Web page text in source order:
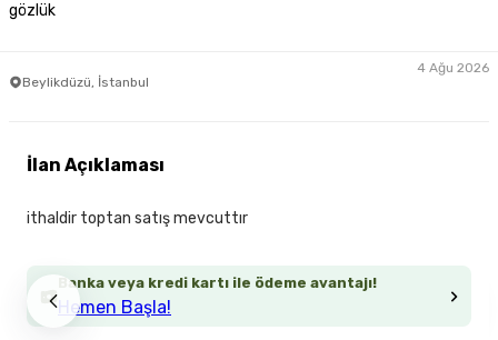
gözlük
Beylikdüzü, İstanbul
4 Ağu 2026
Banka veya kredi kartı ile ödeme avantajı!
Hemen Başla!
İlan Açıklaması
ithaldir toptan satış mevcuttır